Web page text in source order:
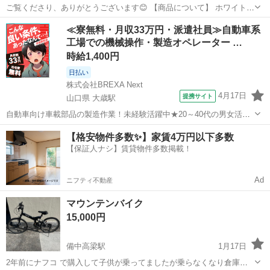
ご覧くださり、ありがとうございます😊 【商品について】 ホワイトの
車体に、インパクト抜群の3バトンホイールを装着したマウンテンバイ
クです。 かなり目立つデザインで、前後サスペンションと21段変速に
より快適に走行できます。 ...
岡山 都窪郡 早島駅 マウンテンバイク ポスト
≪寮無料・月収33万円・派遣社員≫自動車系
工場での機械操作・製造オペレーター …
時給1,400円
日払い
株式会社BREXA Next
山口県 大歳駅
提携サイト 4月17日
自動車向け車載部品の製造作業！未経験活躍中★20～40代の男女活躍
中！友達同士での応募OK！備品付きワンルーム寮費無料！赴任旅費会
社負担！生活支援物資事前対応可◎格安食堂利用可！年間休日135日
♪《山口県山口市》 人気の工...
山口 山口市 大歳駅 その他
【格安物件多数✨】家賃4万円以下多数
【保証人ナシ】賃貸物件多数掲載！
ニフティ不動産 Ad
マウンテンバイク
15,000円
備中高梁駅
1月17日
2年前にナフコ で購入して子供が乗ってましたが乗らなくなり倉庫に